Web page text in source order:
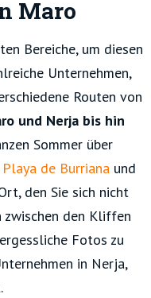
Maro
Bereiche, um diesen
Unternehmen,
Routen von
und Nerja bis hin
Sommer über
Playa de Burriana und
den Sie sich nicht
den Kliffen
Fotos zu
in Nerja,